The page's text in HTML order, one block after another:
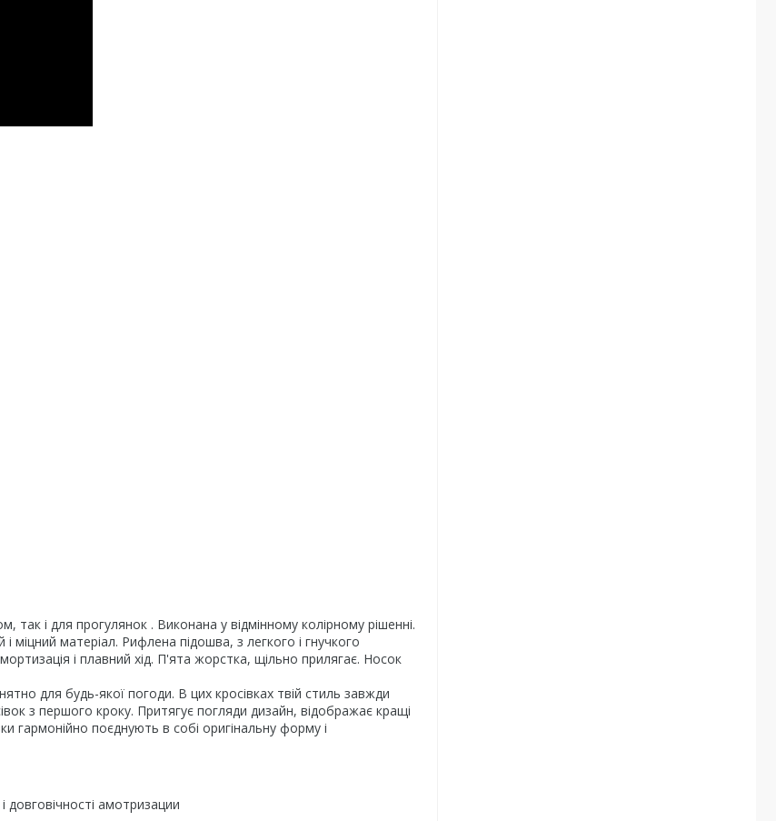
так і для прогулянок . Виконана у відмінному колірному рішенні.
міцний матеріал. Рифлена підошва, з легкого і гнучкого
і плавний хід. П'ята жорстка, щільно прилягає. Носок
для будь-якої погоди. В цих кросівках твій стиль завжди
з першого кроку. Притягує погляди дизайн, відображає кращі
гармонійно поєднують в собі оригінальну форму і
довговічності амотризации